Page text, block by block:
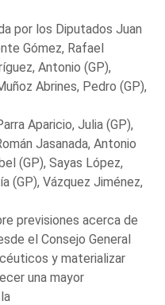
por los Diputados Juan
Gómez, Rafael
Antonio (GP),
Abrines, Pedro (GP),
Aparicio, Julia (GP),
Jasanada, Antonio
(GP), Sayas López,
(GP), Vázquez Jiménez,
previsiones acerca de
el Consejo General
y materializar
una mayor